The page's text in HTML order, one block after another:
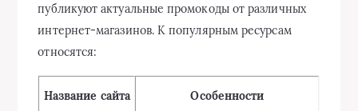
публикуют актуальные промокоды от различных
интернет-магазинов. К популярным ресурсам
относятся:
Название сайта Особенности